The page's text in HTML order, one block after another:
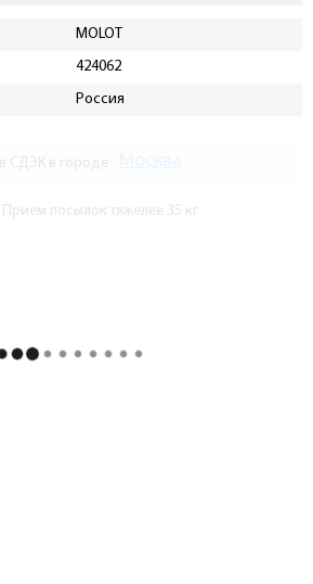
MOLOT
424062
Россия
СДЭК в городе
Прием посылок тяжелее 35 кг